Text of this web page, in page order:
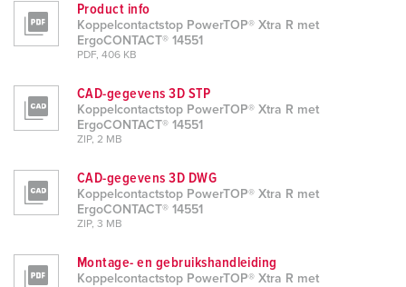
Product info
Koppelcontactstop PowerTOP® Xtra R met
ErgoCONTACT® 14551
PDF, 406 KB
CAD-gegevens 3D STP
Koppelcontactstop PowerTOP® Xtra R met
ErgoCONTACT® 14551
ZIP, 2 MB
CAD-gegevens 3D DWG
Koppelcontactstop PowerTOP® Xtra R met
ErgoCONTACT® 14551
ZIP, 3 MB
Montage- en gebruikshandleiding
Koppelcontactstop PowerTOP® Xtra R met